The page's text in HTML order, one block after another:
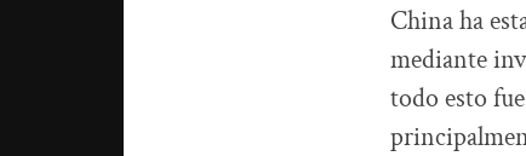
China ha
mediante
todo esto